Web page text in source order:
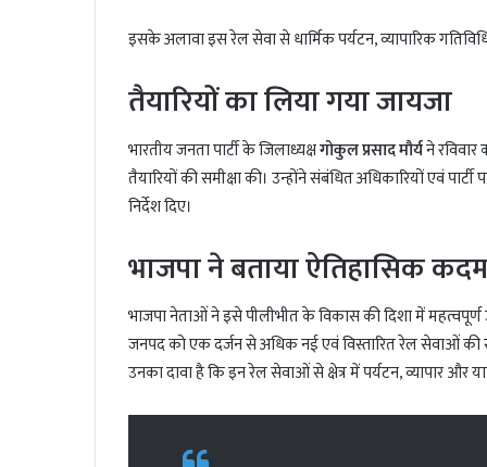
इसके अलावा इस रेल सेवा से धार्मिक पर्यटन, व्यापारिक
तैयारियों का लिया गया जायजा
भारतीय जनता पार्टी के जिलाध्यक्षगोकुल प्रसाद मौर्यने
तैयारियों की समीक्षा की। उन्होंने संबंधित अधिकारियों एवं
निर्देश दिए।
भाजपा ने बताया ऐतिहासिक
भाजपा नेताओं ने इसे पीलीभीत के विकास की दिशा में
जनपद को एक दर्जन से अधिक नई एवं विस्तारित रेल सेवाओं
उनका दावा है कि इन रेल सेवाओं से क्षेत्र में पर्यटन, व्यापार और